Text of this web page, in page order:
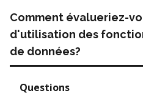
Comment évalueriez-
d'utilisation des
de données?
Questions